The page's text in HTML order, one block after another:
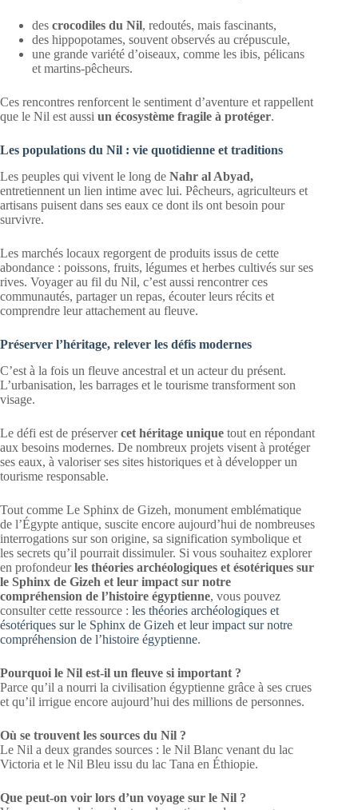
des crocodiles du Nil, redoutés, mais fascinants,
des hippopotames, souvent observés au crépuscule,
une grande variété d’oiseaux, comme les ibis, pélicans
et martins-pêcheurs.
Ces rencontres renforcent le sentiment d’aventure et rappellent
que le Nil est aussi un écosystème fragile à protéger.
Les populations du Nil : vie quotidienne et traditions
Les peuples qui vivent le long de Nahr al Abyad,
entretiennent un lien intime avec lui. Pêcheurs, agriculteurs et
artisans puisent dans ses eaux ce dont ils ont besoin pour
survivre.
Les marchés locaux regorgent de produits issus de cette
abondance : poissons, fruits, légumes et herbes cultivés sur ses
rives. Voyager au fil du Nil, c’est aussi rencontrer ces
communautés, partager un repas, écouter leurs récits et
comprendre leur attachement au fleuve.
Préserver l’héritage, relever les défis modernes
C’est à la fois un fleuve ancestral et un acteur du présent.
L’urbanisation, les barrages et le tourisme transforment son
visage.
Le défi est de préservercet héritage unique tout en répondant
aux besoins modernes. De nombreux projets visent à protéger
ses eaux, à valoriser ses sites historiques et à développer un
tourisme responsable.
Tout comme Le Sphinx de Gizeh, monument emblématique
de l’Égypte antique, suscite encore aujourd’hui de nombreuses
interrogations sur son origine, sa signification symbolique et
les secrets qu’il pourrait dissimuler. Si vous souhaitez explorer
en profondeurles théories archéologiques et ésotériques sur
le Sphinx de Gizeh et leur impact sur notre
compréhension de l’histoire égyptienne, vous pouvez
consulter cette ressource : les théories archéologiques et
ésotériques sur le Sphinx de Gizeh et leur impact sur notre
compréhension de l’histoire égyptienne.
Pourquoi le Nil est-il un fleuve si important ?
Parce qu’il a nourri la civilisation égyptienne grâce à ses crues
et qu’il irrigue encore aujourd’hui des millions de personnes.
Où se trouvent les sources du Nil ?
Le Nil a deux grandes sources : le Nil Blanc venant du lac
Victoria et le Nil Bleu issu du lac Tana en Éthiopie.
Que peut-on voir lors d’un voyage sur le Nil ?